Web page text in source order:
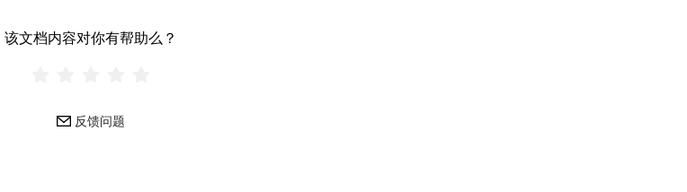
该文档内容对你有帮助么？
反馈问题